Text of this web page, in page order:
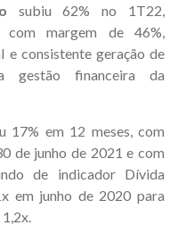
subiu 62% no 1T22,
com margem de 46%,
e consistente geração de
gestão financeira da
17% em 12 meses, com
de junho de 2021 e com
de indicador Dívida
em junho de 2020 para